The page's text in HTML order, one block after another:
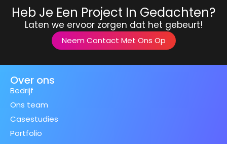
Heb Je Een Project In Gedachten?
Laten we ervoor zorgen dat het gebeurt!
Neem Contact Met Ons Op
Over ons
Bedrijf
Ons team
Casestudies
Portfolio